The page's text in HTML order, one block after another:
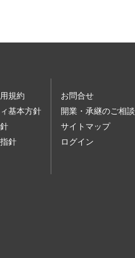
規約
基本方針
針
お問合せ
開業・承継のご相談
サイトマップ
ログイン